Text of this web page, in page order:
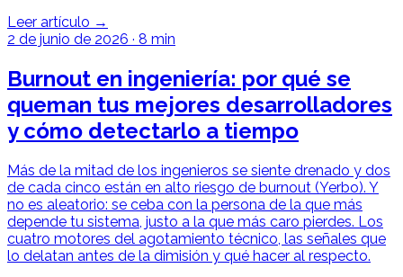
Leer artículo →
2 de junio de 2026 · 8 min
Burnout en ingeniería: por qué se
queman tus mejores desarrolladores
y cómo detectarlo a tiempo
Más de la mitad de los ingenieros se siente drenado y dos
de cada cinco están en alto riesgo de burnout (Yerbo). Y
no es aleatorio: se ceba con la persona de la que más
depende tu sistema, justo a la que más caro pierdes. Los
cuatro motores del agotamiento técnico, las señales que
lo delatan antes de la dimisión y qué hacer al respecto.